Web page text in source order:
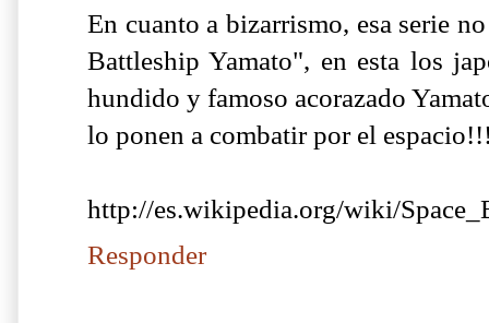
En cuanto a bizarrismo, esa serie
Battleship Yamato", en esta los
hundido y famoso acorazado
lo ponen a combatir por el
http://es.wikipedia.org/wiki/
Responder